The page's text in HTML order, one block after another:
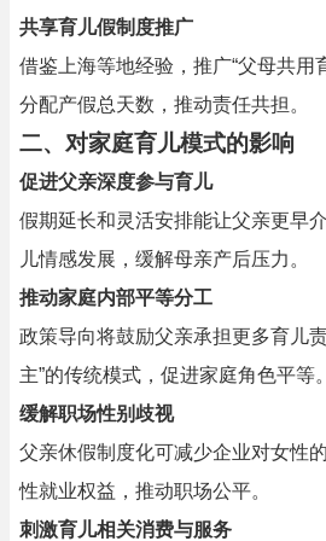
共享育儿假制度推广
借鉴上海等地经验，推广“父母共用
分配产假总天数，推动责任共担。
二、对家庭育儿模式的影响
促进父亲深度参与育儿
假期延长和灵活安排能让父亲更早
儿情感发展，缓解母亲产后压力。
推动家庭内部平等分工
政策导向将鼓励父亲承担更多育儿
主”的传统模式，促进家庭角色平等。
缓解职场性别歧视
父亲休假制度化可减少企业对女性
性就业权益，推动职场公平。
刺激育儿相关消费与服务